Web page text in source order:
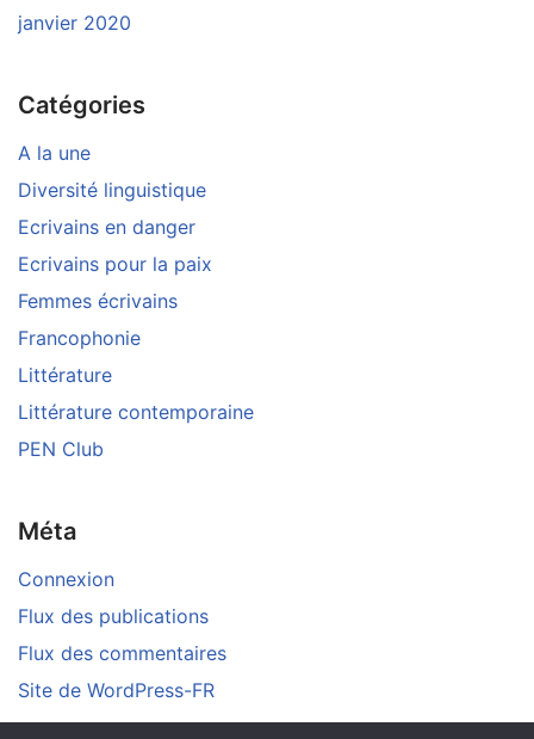
janvier 2020
Catégories
A la une
Diversité linguistique
Ecrivains en danger
Ecrivains pour la paix
Femmes écrivains
Francophonie
Littérature
Littérature contemporaine
PEN Club
Méta
Connexion
Flux des publications
Flux des commentaires
Site de WordPress-FR